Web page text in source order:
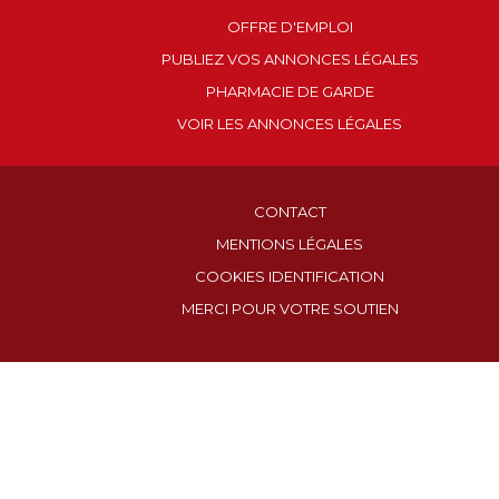
OFFRE D'EMPLOI
PUBLIEZ VOS ANNONCES LÉGALES
PHARMACIE DE GARDE
VOIR LES ANNONCES LÉGALES
CONTACT
MENTIONS LÉGALES
COOKIES IDENTIFICATION
MERCI POUR VOTRE SOUTIEN